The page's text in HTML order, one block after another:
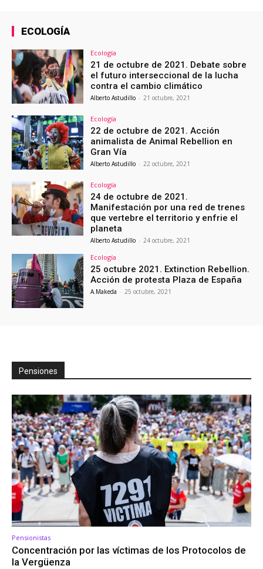
ECOLOGÍA
Ecología
21 de octubre de 2021. Debate sobre
el futuro interseccional de la lucha
contra el cambio climático
Alberto Astudillo - 21 octubre, 2021
Ecología
22 de octubre de 2021. Acción
animalista de Animal Rebellion en
Gran Vía
Alberto Astudillo - 22 octubre, 2021
Ecología
24 de octubre de 2021.
Manifestación por una red de trenes
que vertebre el territorio y enfrie el
planeta
Alberto Astudillo - 24 octubre, 2021
Ecología
25 octubre 2021. Extinction Rebellion.
Acción de protesta Plaza de España
A.Makeda - 25 octubre, 2021
Pensiones
Pensionistas
Concentración por las víctimas de los Protocolos de
la Vergüenza